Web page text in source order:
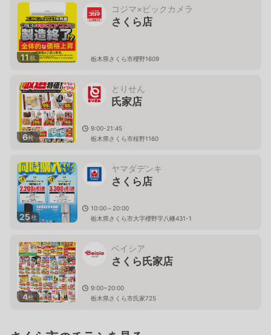
11枚
コジマ×ビックカメラ
さくら店
栃木県さくら市櫻野1609
6枚
とりせん
氏家店
9:00-21:45
栃木県さくら市桜野1160
25枚
ヤマダデンキ
さくら店
10:00～20:00
栃木県さくら市大字櫻野字八幡431-1
4枚
ベイシア
さくら氏家店
9:00~20:00
栃木県さくら市氏家725